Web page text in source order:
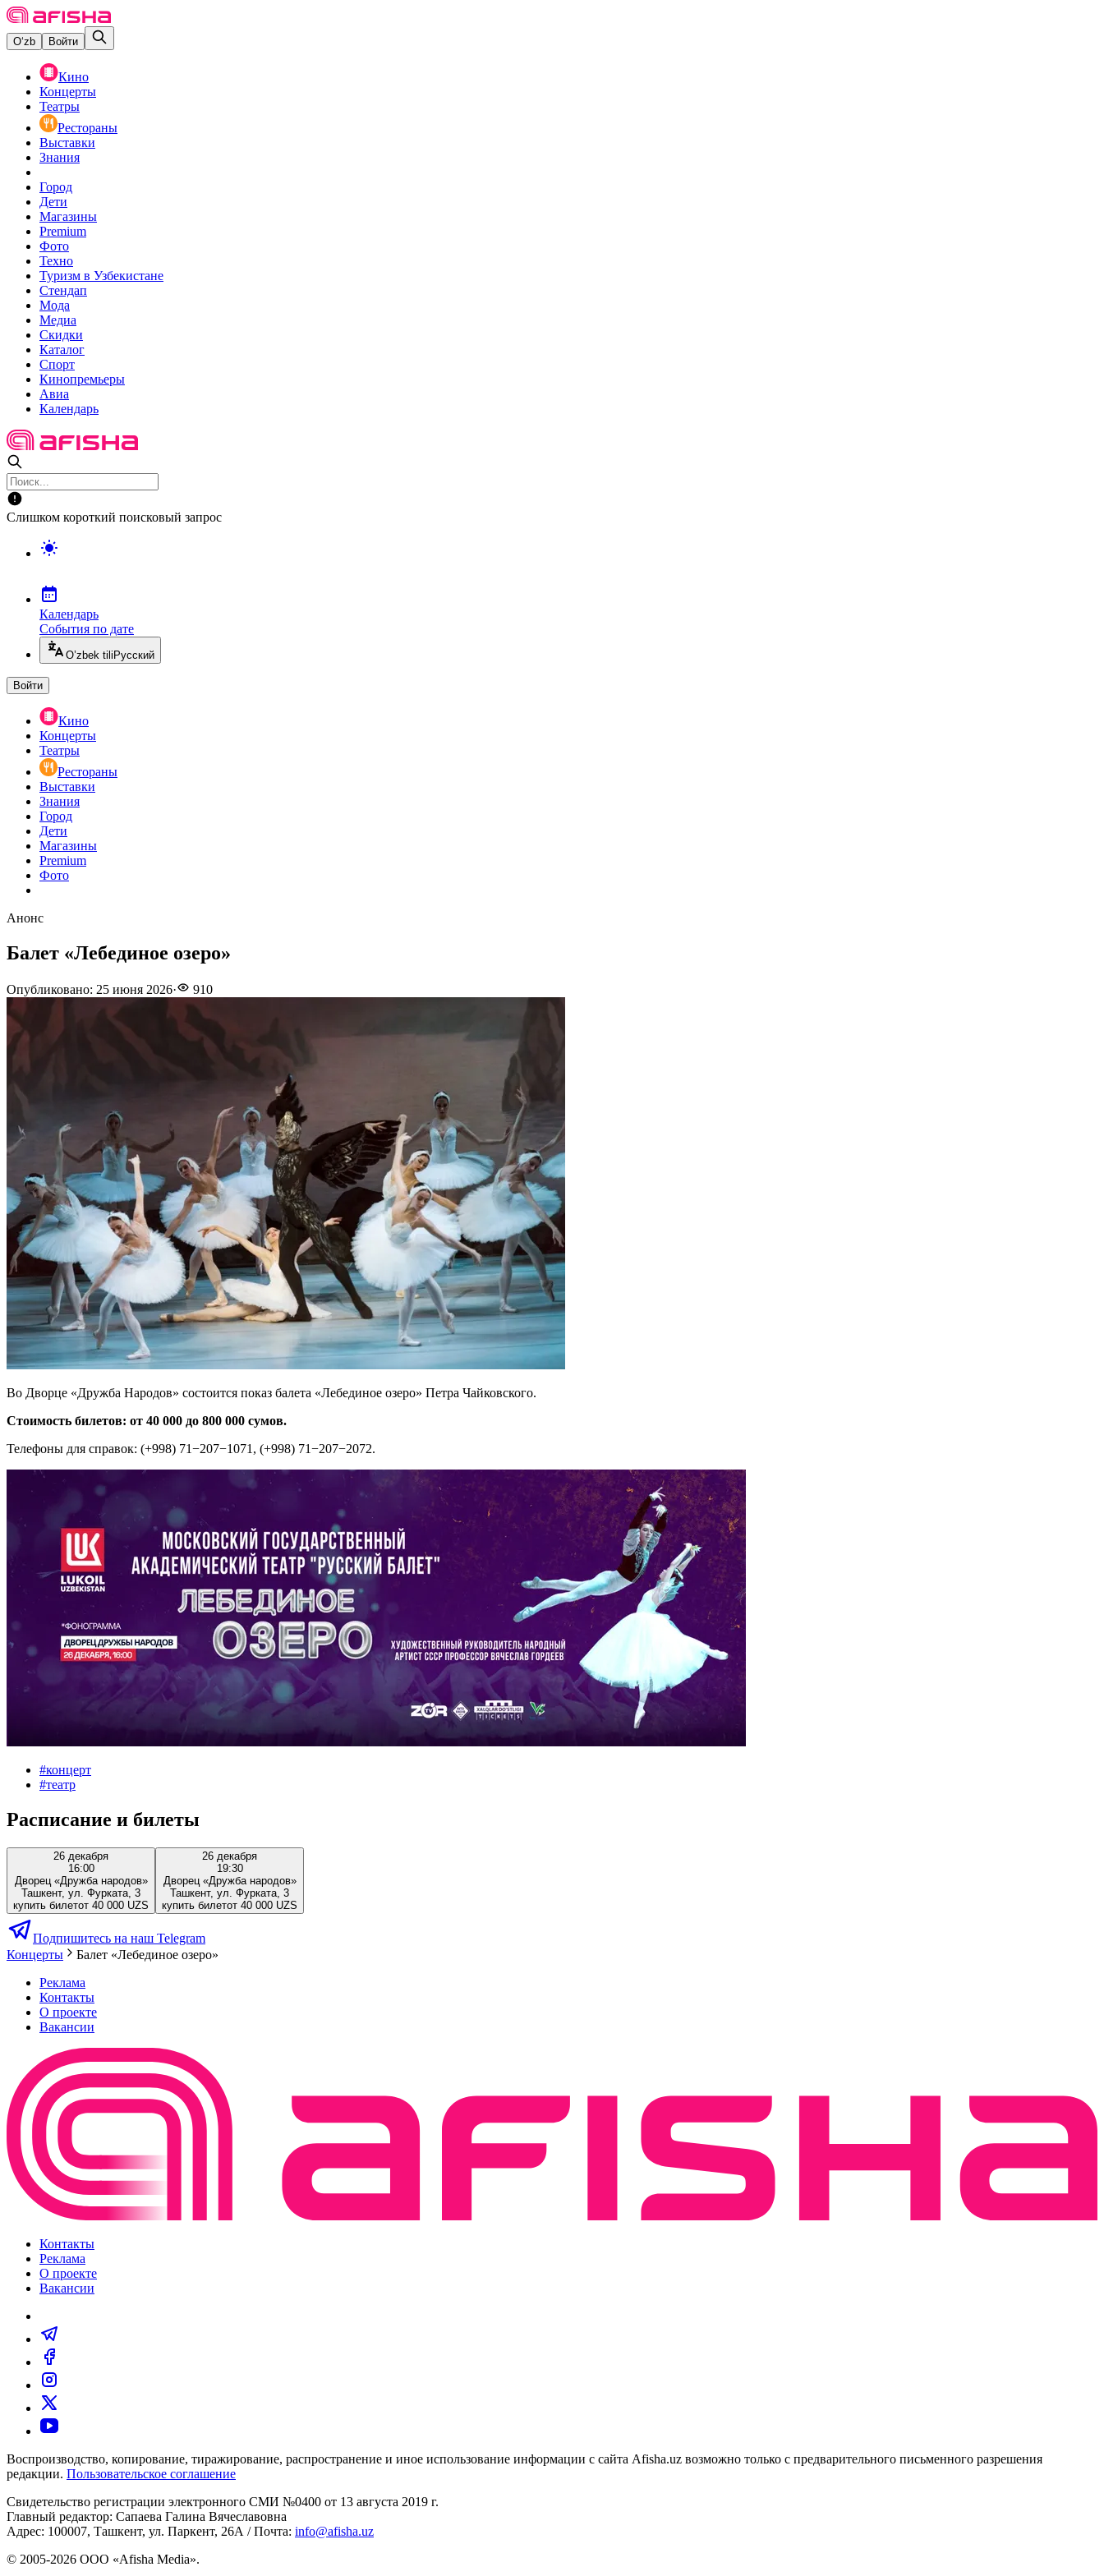
O‘zb Войти
Кино
Концерты
Театры
Рестораны
Выставки
Знания
Город
Дети
Магазины
Premium
Фото
Техно
Туризм в Узбекистане
Стендап
Мода
Медиа
Скидки
Каталог
Спорт
Кинопремьеры
Авиа
Календарь
Слишком короткий поисковый запрос
Календарь
События по дате
O’zbek tili Русский
Войти
Кино
Концерты
Театры
Рестораны
Выставки
Знания
Город
Дети
Магазины
Premium
Фото
Анонс
Балет «Лебединое озеро»
Опубликовано: 25 июня 2026· 910
Во Дворце «Дружба Народов» состоится показ балета «Лебединое озеро» Петра Чайковского.
Стоимость билетов: от 40 000 до 800 000 сумов.
Телефоны для справок: (+998) 71−207−1071, (+998) 71−207−2072.
#концерт
#театр
Расписание и билеты
26 декабря
16:00
Дворец «Дружба народов»
Ташкент, ул. Фурката, 3
купить билетот 40 000 UZS
26 декабря
19:30
Дворец «Дружба народов»
Ташкент, ул. Фурката, 3
купить билетот 40 000 UZS
Подпишитесь на наш Telegram
Концерты
Балет «Лебединое озеро»
Реклама
Контакты
О проекте
Вакансии
Контакты
Реклама
О проекте
Вакансии
Воспроизводство, копирование, тиражирование, распространение и иное использование информации с сайта Afisha.uz возможно только с предварительного письменного разрешения
редакции. Пользовательское соглашение
Свидетельство регистрации электронного СМИ №0400 от 13 августа 2019 г.
Главный редактор: Сапаева Галина Вячеславовна
Адрес: 100007, Ташкент, ул. Паркент, 26А / Почта: info@afisha.uz
© 2005-2026 ООО «Afisha Media».